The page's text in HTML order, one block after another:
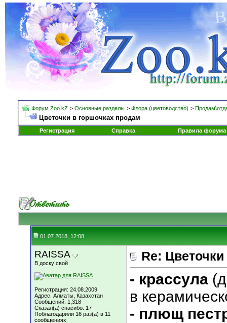
Форум Zoo.kZ > Основные разделы > Флора (цветоводство) >
Цветочки в горшочках продам
Регистрация Справка Правила форума
01.07.2018, 12:08
RAISSA
В доску свой
Регистрация: 24.08.2009
Адрес: Алматы, Казахстан
Сообщений: 1,318
Сказал(а) спасибо: 17
Поблагодарили 16 раз(а) в 11
сообщениях
Re:
- крассула
в
- плющ